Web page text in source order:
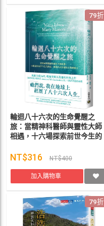
79折
輪迴八十六次的生命覺醒之
旅：當精神科醫師與靈性大師
相遇，十六場探索前世今生的
癒力 布萊恩．魏斯
NT$316 NT$400
加入購物車
79折